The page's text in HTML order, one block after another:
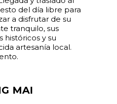
del día libre para
a disfrutar de su
tranquilo, sus
históricos y su
artesanía local.
MAI